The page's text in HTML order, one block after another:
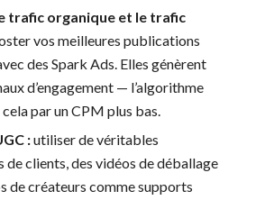
trafic organique et le trafic
vos meilleures publications
des Spark Ads. Elles génèrent
d’engagement — l’algorithme
par un CPM plus bas.
:utiliser de véritables
de clients, des vidéos de déballage
de créateurs comme supports